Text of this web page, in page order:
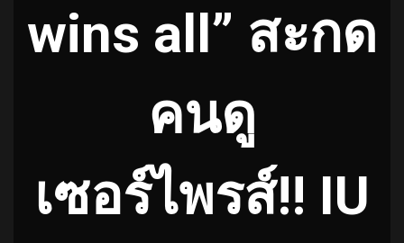
wins all” สะกด
คนดู
เซอร์ไพรส์!! IU